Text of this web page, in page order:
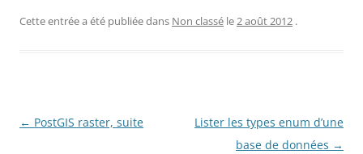
Cette entrée a été publiée dans Non classé le2 août 2012 .
Navigation
← PostGIS raster, suite
Lister les types enum d’une
base de données →